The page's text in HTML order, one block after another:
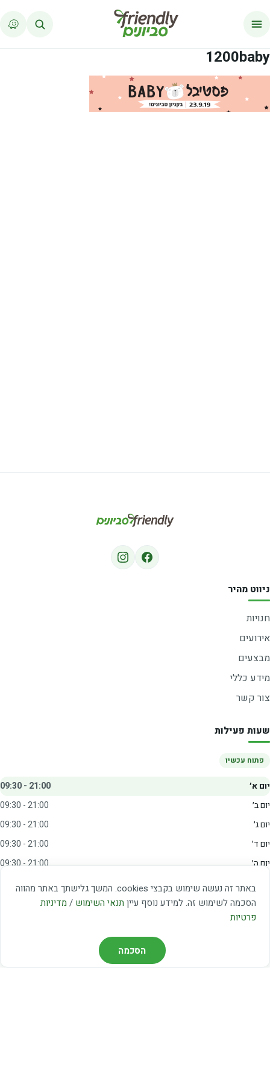
באתר זה נעשה שימוש בקבצי cookies. המשך גלישתך באתר מהווה
הסכמה לשימוש זה. למידע נוסף עיין תנאי השימוש / מדיניות
פרטיות
הסכמה
1200baby
ניווט מהיר
חנויות
אירועים
מבצעים
מידע כללי
צור קשר
שעות פעילות
פתוח עכשיו
יום א׳
09:30 - 21:00
יום ב׳
09:30 - 21:00
יום ג׳
09:30 - 21:00
יום ד׳
09:30 - 21:00
יום ה׳
09:30 - 21:00
09:00 - 15:00
שבת
20:00 - 23:00